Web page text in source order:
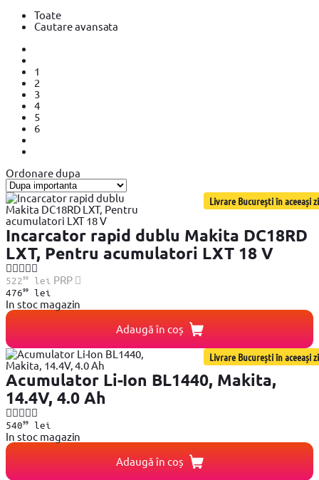
Toate
Cautare avansata
1
2
3
4
5
6
Ordonare dupa
Livrare București în aceeași zi
Incarcator rapid dublu Makita DC18RD
LXT, Pentru acumulatori LXT 18 V
52299lei PRP
47699lei
In stoc magazin
Adaugă în coș
Livrare București în aceeași zi
Acumulator Li-Ion BL1440, Makita,
14.4V, 4.0 Ah
54099lei
In stoc magazin
Adaugă în coș